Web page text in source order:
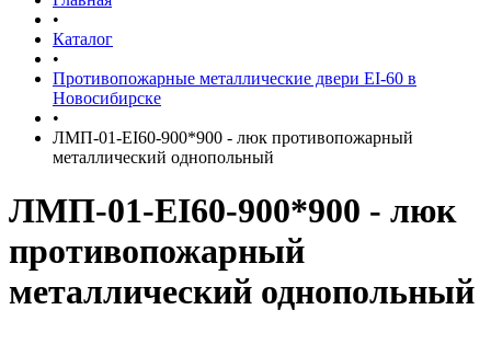
•
Каталог
•
Противопожарные металлические двери EI-60 в
Новосибирске
•
ЛМП-01-EI60-900*900 - люк противопожарный
металлический однопольный
ЛМП-01-EI60-900*900 - люк
противопожарный
металлический однопольный